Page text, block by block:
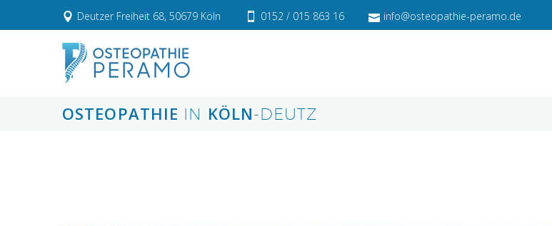
Deutzer Freiheit 68, 50679 Köln 0152 / 015 863 16 info@osteopathie-peramo.de
OSTEOPATHIE IN KÖLN-DEUTZ